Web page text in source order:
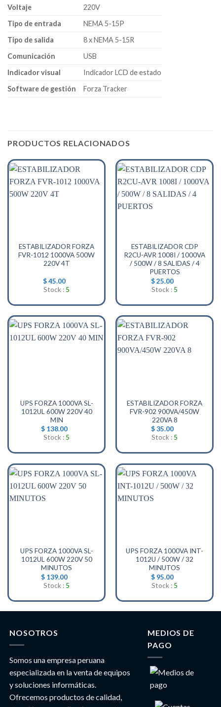
Voltaje
220V
Tipo de entrada
NEMA 5-15P
Tipo de salida
8 x NEMA 5-15R
Comunicación
USB
Indicador visual
Indicador LCD de estado
Software de gestión
Forza Tracker
PRODUCTOS RELACIONADOS
ESTABILIZADOR FORZA
FVR-1012 1000VA 500W
220V 4T
$45.00
Stock : 5
ESTABILIZADOR CDP
R2CU-AVR 1008I / 1000VA
/ 500W / 8 SALIDAS / 4
PUERTOS
$25.00
Stock : 5
UPS FORZA 1000VA SL-
1012UL 600W 220V 40
MIN
$138.00
Stock : 5
ESTABILIZADOR FORZA
FVR-902 900VA/450W
220VA 8
$35.00
Stock : 5
UPS FORZA 1000VA SL-
1012UL 600W 220V 50
MINUTOS
$139.00
Stock : 5
UPS FORZA 1000VA INT-
1012U / 500W / 32
MINUTOS
$95.00
Stock : 5
NOSOTROS
Somos una empresa peruana
especializada en la venta de equipos
y soluciones informáticas.
Ofrecemos productos de calidad,
MEDIOS DE
PAGO